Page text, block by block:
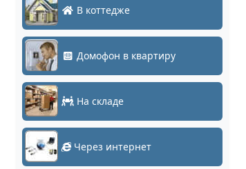
В коттедже
Домофон в квартиру
На складе
Через интернет